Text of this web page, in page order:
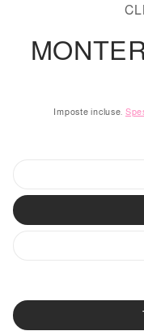
Imposte incluse.